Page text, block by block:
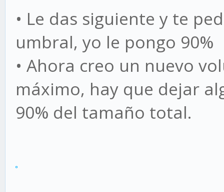
• Le das siguiente y te
umbral, yo le pongo 90%
• Ahora creo un nuevo
máximo, hay que dejar
90% del tamaño total.